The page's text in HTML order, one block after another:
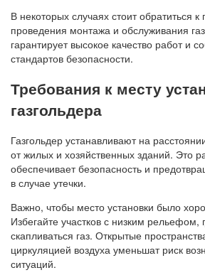
В некоторых случаях стоит обратиться
проведения монтажа и обслуживания
гарантирует высокое качество работ и
стандартов безопасности.
Требования к месту
газгольдера
Газгольдер устанавливают на
от жилых и хозяйственных зданий. Это
обеспечивает безопасность и
в случае утечки.
Важно, чтобы место установки было
Избегайте участков с низким рельефом,
скапливаться газ. Открытые
циркуляцией воздуха уменьшат риск
ситуаций.